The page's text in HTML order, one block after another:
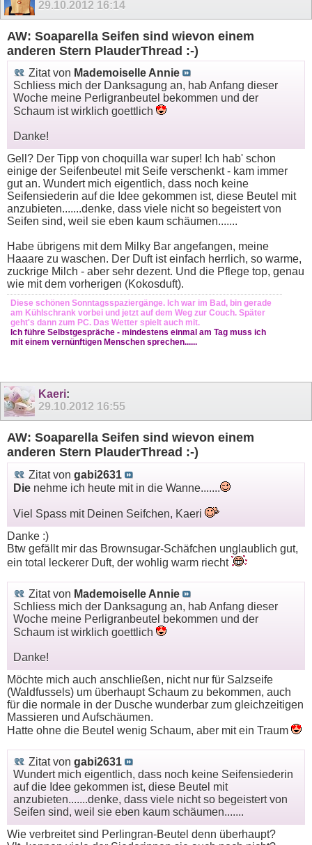
29.10.2012 16:14
AW: Soaparella Seifen sind wievon einem
anderen Stern PlauderThread :-)
Zitat von Mademoiselle Annie
Schliess mich der Danksagung an, hab Anfang dieser
Woche meine Perligranbeutel bekommen und der
Schaum ist wirklich goettlich
Danke!
Gell? Der Tipp von choquilla war super! Ich hab' schon
einige der Seifenbeutel mit Seife verschenkt - kam immer
gut an. Wundert mich eigentlich, dass noch keine
Seifensiederin auf die Idee gekommen ist, diese Beutel mit
anzubieten.......denke, dass viele nicht so begeistert von
Seifen sind, weil sie eben kaum schäumen.......
Habe übrigens mit dem Milky Bar angefangen, meine
Haaare zu waschen. Der Duft ist einfach herrlich, so warme,
zuckrige Milch - aber sehr dezent. Und die Pflege top, genau
wie mit dem vorherigen (Kokosduft).
Diese schönen Sonntagsspaziergänge. Ich war im Bad, bin gerade
am Kühlschrank vorbei und jetzt auf dem Weg zur Couch. Später
geht's dann zum PC. Das Wetter spielt auch mit.
Ich führe Selbstgespräche - mindestens einmal am Tag muss ich
mit einem vernünftigen Menschen sprechen......
Kaeri:
29.10.2012 16:55
AW: Soaparella Seifen sind wievon einem
anderen Stern PlauderThread :-)
Zitat von gabi2631
Die nehme ich heute mit in die Wanne.......
Viel Spass mit Deinen Seifchen, Kaeri
Danke :)
Btw gefällt mir das Brownsugar-Schäfchen unglaublich gut,
ein total leckerer Duft, der wohlig warm riecht
Zitat von Mademoiselle Annie
Schliess mich der Danksagung an, hab Anfang dieser
Woche meine Perligranbeutel bekommen und der
Schaum ist wirklich goettlich
Danke!
Möchte mich auch anschließen, nicht nur für Salzseife
(Waldfussels) um überhaupt Schaum zu bekommen, auch
für die normale in der Dusche wunderbar zum gleichzeitigen
Massieren und Aufschäumen.
Hatte ohne die Beutel wenig Schaum, aber mit ein Traum
Zitat von gabi2631
Wundert mich eigentlich, dass noch keine Seifensiederin
auf die Idee gekommen ist, diese Beutel mit
anzubieten.......denke, dass viele nicht so begeistert von
Seifen sind, weil sie eben kaum schäumen.......
Wie verbreitet sind Perlingran-Beutel denn überhaupt?